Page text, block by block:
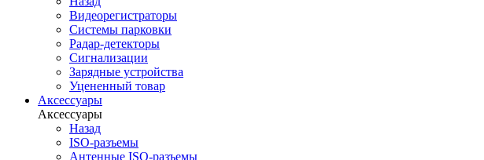
Видеорегистраторы
Системы парковки
Радар-детекторы
Сигнализации
Зарядные устройства
Уцененный товар
Аксессуары
Аксессуары
Назад
ISO-разъемы
Антенные ISO-разъемы